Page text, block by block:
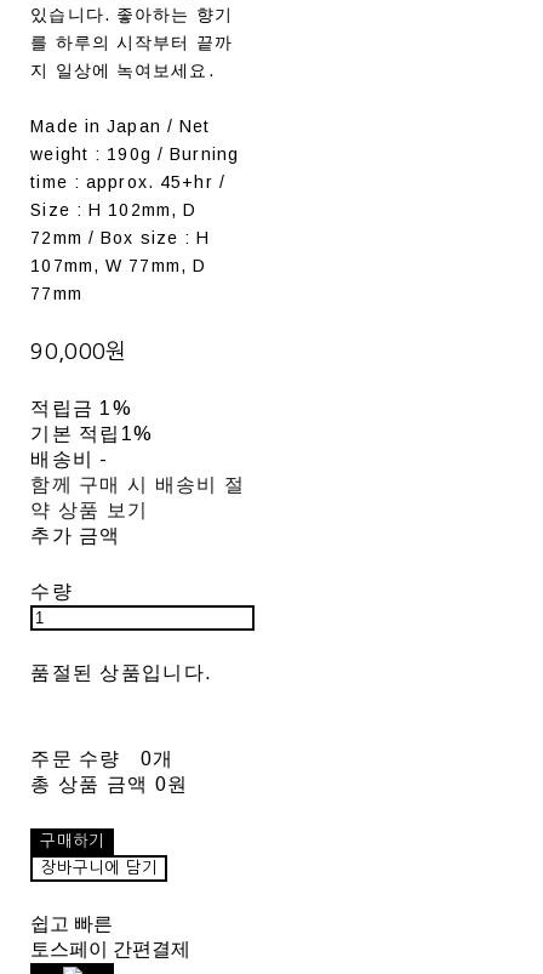
있습니다. 좋아하는 향기
를 하루의 시작부터 끝까
지 일상에 녹여보세요.
Made in Japan / Net
weight : 190g / Burning
time : approx. 45+hr /
Size : H 102mm, D
72mm / Box size : H
107mm, W 77mm, D
77mm
90,000원
적립금 1%
기본 적립 1%
배송비 -
함께 구매 시 배송비 절
약 상품 보기
추가 금액
수량
품절된 상품입니다.
주문 수량
0개
총 상품 금액 0원
구매하기
장바구니에 담기
쉽고 빠른
토스페이 간편결제